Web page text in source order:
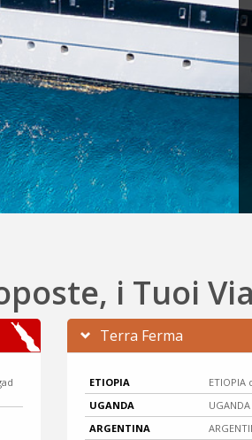
i Tuoi
Terra Ferma
ETIOPIA
UGANDA
ARGENTINA